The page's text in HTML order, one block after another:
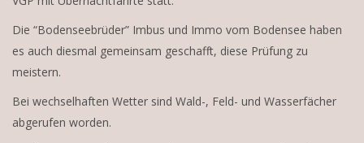
Die “Bodenseebrüder” Imbus und Immo vom Bodensee haben
es auch diesmal gemeinsam geschafft, diese Prüfung zu
meistern.
Bei wechselhaften Wetter sind Wald-, Feld- und Wasserfächer
abgerufen worden.